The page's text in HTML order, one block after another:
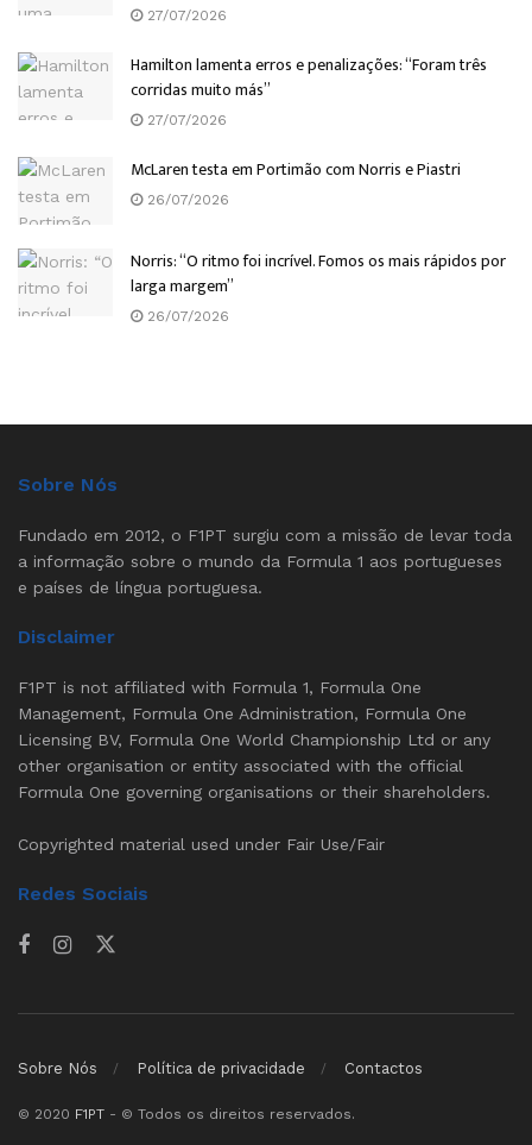
27/07/2026
Hamilton lamenta erros e penalizações: “Foram três
corridas muito más”
27/07/2026
McLaren testa em Portimão com Norris e Piastri
26/07/2026
Norris: “O ritmo foi incrível. Fomos os mais rápidos por
larga margem”
26/07/2026
Sobre Nós
Fundado em 2012, o F1PT surgiu com a missão de levar toda
a informação sobre o mundo da Formula 1 aos portugueses
e países de língua portuguesa.
Disclaimer
F1PT is not affiliated with Formula 1, Formula One
Management, Formula One Administration, Formula One
Licensing BV, Formula One World Championship Ltd or any
other organisation or entity associated with the official
Formula One governing organisations or their shareholders.
Copyrighted material used under Fair Use/Fair
Redes Sociais
Sobre Nós Política de privacidade Contactos
© 2020 F1PT - © Todos os direitos reservados.